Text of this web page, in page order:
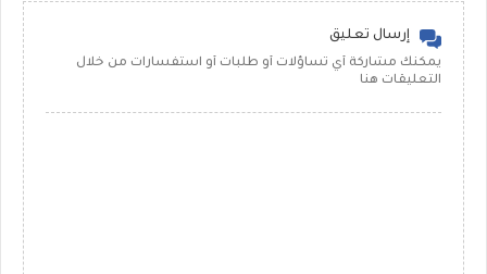
إرسال تعليق
يمكنك مشاركة أي تساؤلات أو طلبات أو استفسارات من خلال
التعليقات هنا